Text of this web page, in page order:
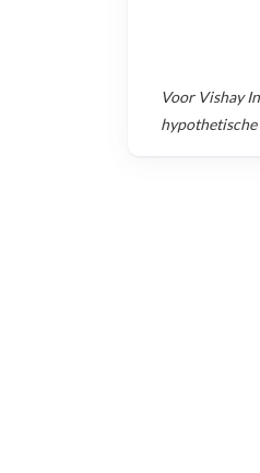
Voor Vishay
hypothetische